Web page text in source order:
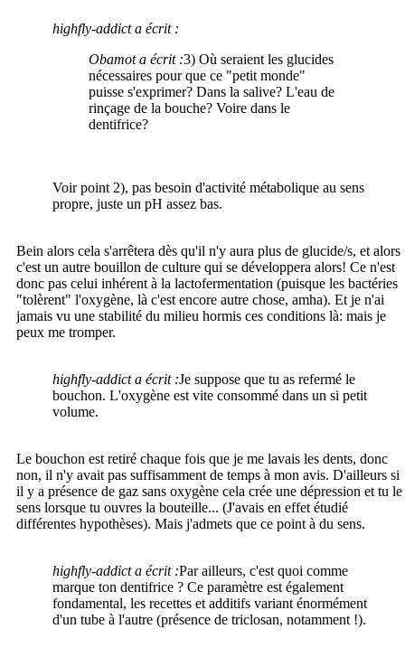
highfly-addict a écrit :
Obamot a écrit :3) Où seraient les glucides
nécessaires pour que ce "petit monde"
puisse s'exprimer? Dans la salive? L'eau de
rinçage de la bouche? Voire dans le
dentifrice?
Voir point 2), pas besoin d'activité métabolique au sens
propre, juste un pH assez bas.
Bein alors cela s'arrêtera dès qu'il n'y aura plus de glucide/s, et alors
c'est un autre bouillon de culture qui se développera alors! Ce n'est
donc pas celui inhérent à la lactofermentation (puisque les bactéries
"tolèrent" l'oxygène, là c'est encore autre chose, amha). Et je n'ai
jamais vu une stabilité du milieu hormis ces conditions là: mais je
peux me tromper.
highfly-addict a écrit :Je suppose que tu as refermé le
bouchon. L'oxygène est vite consommé dans un si petit
volume.
Le bouchon est retiré chaque fois que je me lavais les dents, donc
non, il n'y avait pas suffisamment de temps à mon avis. D'ailleurs si
il y a présence de gaz sans oxygène cela crée une dépression et tu le
sens lorsque tu ouvres la bouteille... (J'avais en effet étudié
différentes hypothèses). Mais j'admets que ce point à du sens.
highfly-addict a écrit :Par ailleurs, c'est quoi comme
marque ton dentifrice ? Ce paramètre est également
fondamental, les recettes et additifs variant énormément
d'un tube à l'autre (présence de triclosan, notamment !).